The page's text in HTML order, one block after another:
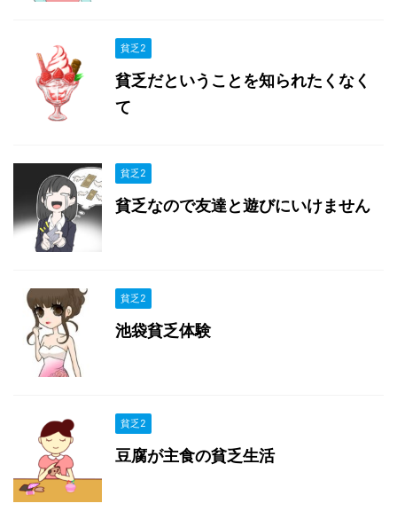
貧乏2
貧乏だということを知られたくなく
て
貧乏2
貧乏なので友達と遊びにいけません
貧乏2
池袋貧乏体験
貧乏2
豆腐が主食の貧乏生活